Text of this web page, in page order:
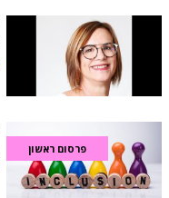
פרסום ראשון